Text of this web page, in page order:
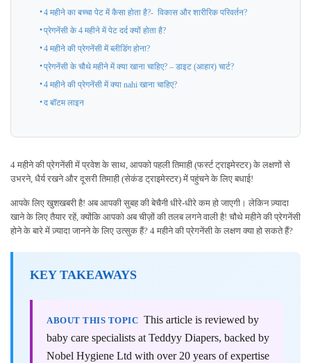
4 महीने का बच्चा पेट में कैसा होता है?- विकास और शारीरिक परिवर्तन?
प्रेगनेंसी के 4 महीने में पेट दर्द क्यों होता है?
4 महीने की प्रेगनेंसी में ब्लीडिंग होना?
प्रेगनेंसी के चौथे महीने में क्या खाना चाहिए? – डाइट (आहार) चार्ट?
4 महीने की प्रेगनेंसी में क्या nahi खाना चाहिए?
द बॉटम लाइन
4 महीने की प्रेगनेंसी में प्रवेश के साथ, आपको पहली तिमाही (फर्स्ट ट्राइमेस्टर) के लक्षणों से
उभरने, धैर्य रखने और दूसरी तिमाही (सेकंड ट्राइमेस्टर) में पहुंचने के लिए बधाई!
आपके लिए खुशखबरी है! अब आपकी सुबह की बेचैनी धीरे-धीरे कम हो जाएगी। लेकिन ज़्यादा
खाने के लिए तैयार रहें, क्योंकि आपको अब चीज़ों की तलब लगने वाली है! चौथे महीने की प्रेगनेंसी
होने के बारे में ज़्यादा जानने के लिए उत्सुक हैं? 4 महीने की प्रेगनेंसी के लक्षण क्या हो सकते हैं?
KEY TAKEAWAYS
ABOUT THIS TOPIC This article is reviewed by
baby care specialists at Teddyy Diapers, backed by
Nobel Hygiene Ltd with over 20 years of expertise